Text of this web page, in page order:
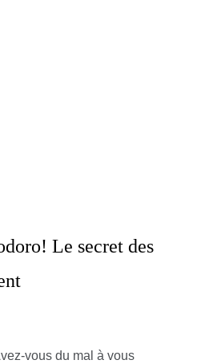
Le secret des
vous du mal à vous